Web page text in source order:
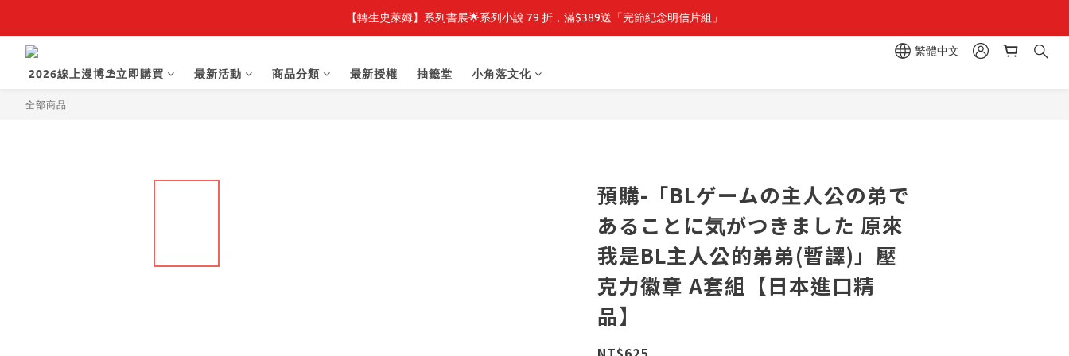
【轉生史萊姆】系列書展🌟系列小說 79 折，滿$389送「完節紀念明信片組」
【轉生史萊姆】系列書展🌟系列小說 79 折，滿$389送「完節紀念明信片組」
繁體中文
2026線上漫博⛱️立即購買
最新活動 商品分類 最新授權 抽籤堂 小角落文化
全部商品
預購-「BLゲームの主人公の弟で
あることに気がつきました 原來
我是BL主人公的弟弟(暫譯)」壓
克力徽章 A套組【日本進口精
品】